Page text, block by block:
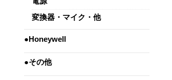
変換器・マイク・他
●Honeywell
●その他